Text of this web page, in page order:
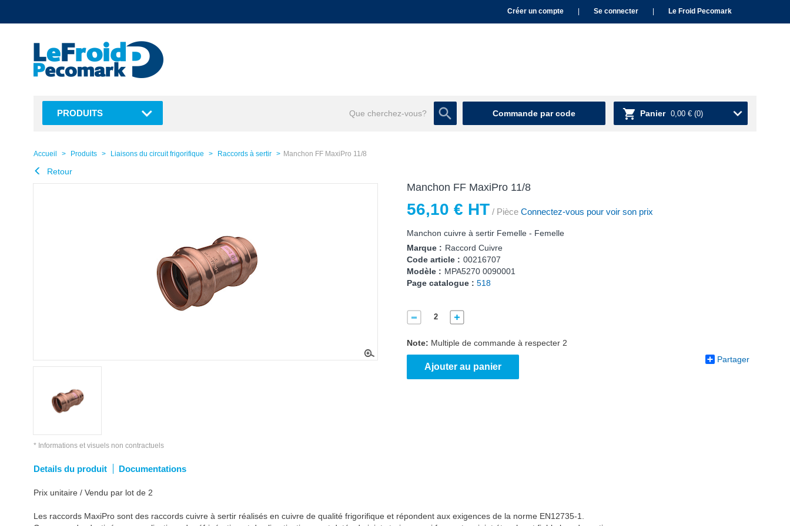
Créer un compte Se connecter Le Froid Pecomark
Commande par code Panier 0,00 € (0)
PRODUITS
Accueil Produits Liaisons du circuit frigorifique Raccords à sertir Manchon FF MaxiPro 11/8
Retour
* Informations et visuels non contractuels
Details du produit Documentations
Manchon FF MaxiPro 11/8
56,10 € HT / Pièce Connectez-vous pour voir son prix
Manchon cuivre à sertir Femelle - Femelle
Marque : Raccord Cuivre
Code article : 00216707
Modèle : MPA5270 0090001
Page catalogue : 518
Note: Multiple de commande à respecter 2
Ajouter au panier
Partager
Prix unitaire / Vendu par lot de 2
Les raccords MaxiPro sont des raccords cuivre à sertir réalisés en cuivre de qualité frigorifique et répondent aux exigences de la norme EN12735-1.